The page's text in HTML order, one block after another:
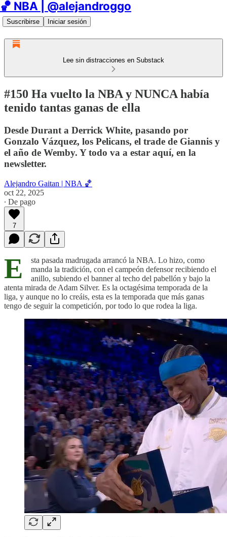
🏀 NBA | @alejandroggo
Suscribirse Iniciar sesión
Lee sin distracciones en Substack
#150 Ha vuelto la NBA y NUNCA había
tenido tantas ganas de ella
Desde Durant a Derrick White, pasando por
Gonzalo Vázquez, los Pelicans, el trade de Giannis y
el año de Wemby. Y todo va a estar aquí, en la
newsletter.
Alejandro Gaitan | NBA 🏀
oct 22, 2025
∙ De pago
7
E
sta pasada madrugada arrancó la NBA. Lo hizo, como
manda la tradición, con el campeón defensor recibiendo el
anillo, subiendo el banner al techo del pabellón y bajo la
atenta mirada de Adam Silver. Es la octagésima temporada de la
liga, y aunque no lo creáis, esta es la temporada que más ganas
tengo de seguir la competición, por todo lo que rodea la liga.